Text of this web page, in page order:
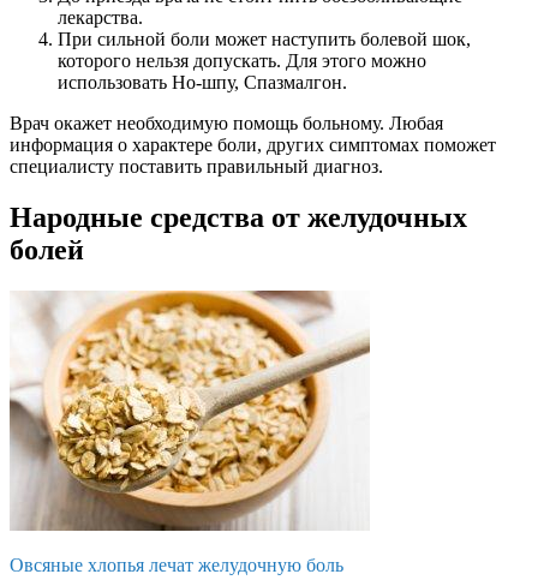
лекарства.
При сильной боли может наступить болевой шок,
которого нельзя допускать. Для этого можно
использовать Но-шпу, Спазмалгон.
Врач окажет необходимую помощь больному. Любая
информация о характере боли, других симптомах поможет
специалисту поставить правильный диагноз.
Народные средства от желудочных
болей
Овсяные хлопья лечат желудочную боль